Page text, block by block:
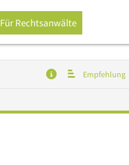
Für Rechtsanwälte
Empfehlung